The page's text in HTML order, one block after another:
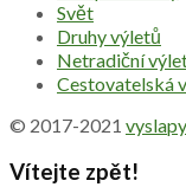
Svět
Druhy výletů
Netradiční
Cestovatelská
© 2017-2021
Vítejte zpět!